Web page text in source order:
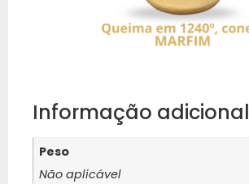
Informação adicional
Peso
Não aplicável